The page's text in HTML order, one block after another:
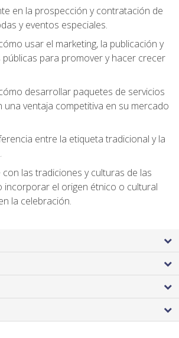
en la prospección y contratación de
y eventos especiales.
usar el marketing, la publicación y
públicas para promover y hacer crecer
desarrollar paquetes de servicios
una ventaja competitiva en su mercado
entre la etiqueta tradicional y la
con las tradiciones y culturas de las
incorporar el origen étnico o cultural
la celebración.